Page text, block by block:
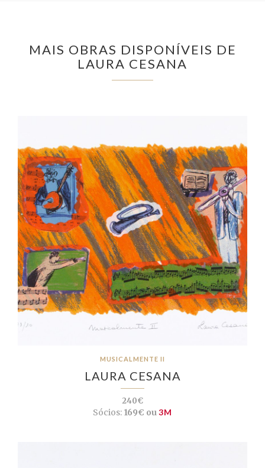
MAIS OBRAS DISPONÍVEIS DE
LAURA CESANA
MUSICALMENTE II
LAURA CESANA
240€
Sócios: 169€ ou 3M